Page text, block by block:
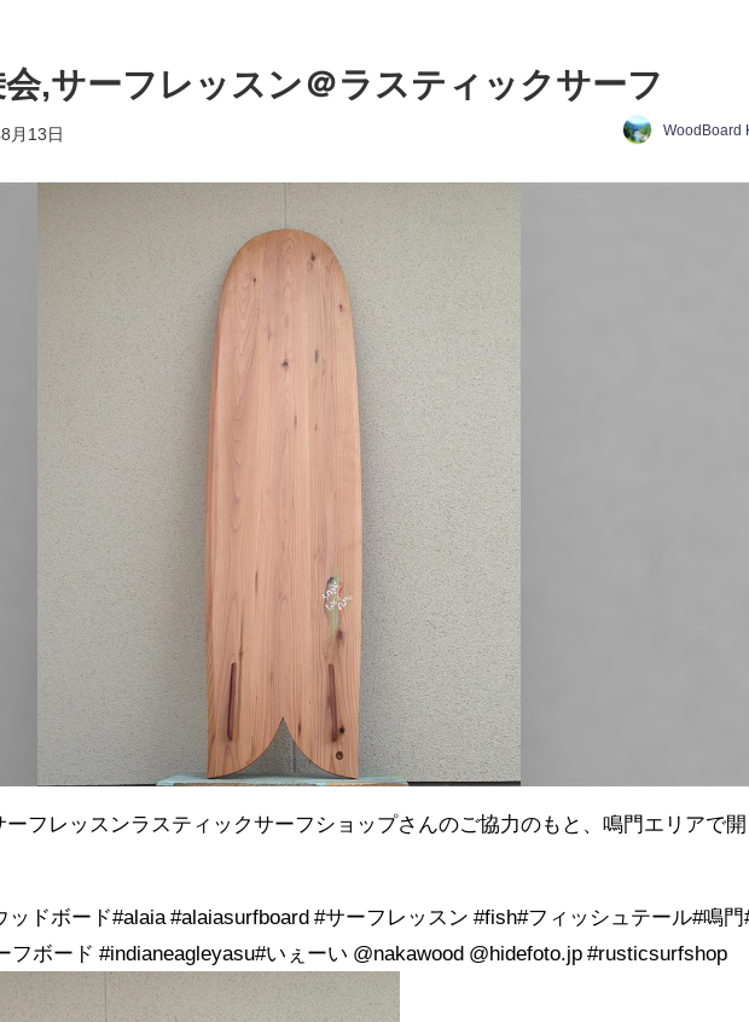
,サーフレッスン＠ラスティックサーフ
月13日 WoodBoard
ーフレッスンラスティックサーフショップさんのご協力のもと、鳴門エリアで開
ッドボード#alaia #alaiasurfboard #サーフレッスン #fish#フィッシュテール#鳴門
フボード #indianeagleyasu#いぇーい @nakawood @hidefoto.jp #rusticsurfshop